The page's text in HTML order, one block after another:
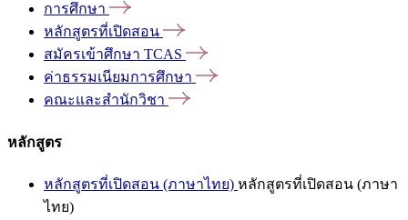
การศึกษา
หลักสูตรที่เปิดสอน
สมัครเข้าศึกษา TCAS
ค่าธรรมเนียมการศึกษา
คณะและสำนักวิชา
หลักสูตร
หลักสูตรที่เปิดสอน (ภาษาไทย) หลักสูตรที่เปิดสอน (ภาษา
ไทย)